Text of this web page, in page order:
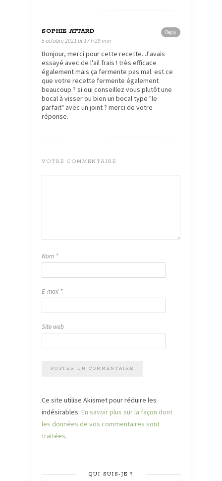
Reply
SOPHIE ATTARD
5 octobre 2021 at 17 h 29 min
Bonjour, merci pour cette recette. J'avais
essayé avec de l'ail frais ! très efficace
également mais ça fermente pas mal. est ce
que votre recette fermente également
beaucoup ? si oui conseillez vous plutôt une
bocal à visser ou bien un bocal type "le
parfait" avec un joint ? merci de votre
réponse.
VOTRE COMMENTAIRE
Nom *
E-mail *
Site web
Ce site utilise Akismet pour réduire les
indésirables. En savoir plus sur la façon dont
les données de vos commentaires sont
traitées.
QUI SUIS-JE ?